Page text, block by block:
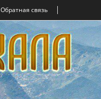
Обратная связь